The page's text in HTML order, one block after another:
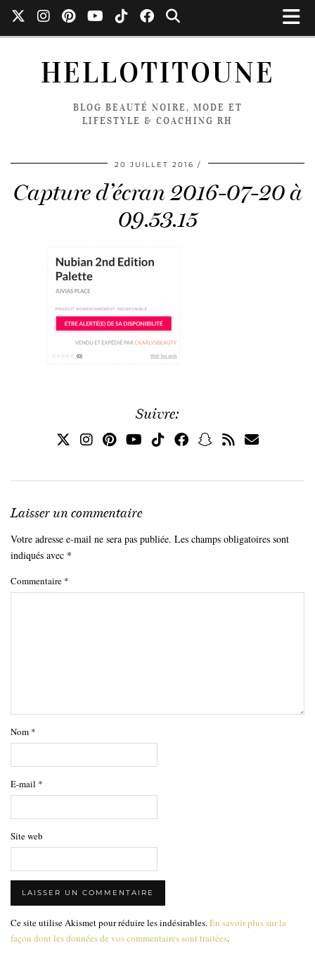
HELLOTITOUNE
BLOG BEAUTÉ NOIRE, MODE ET
LIFESTYLE & COACHING RH
20 JUILLET 2016
Capture d’écran 2016-07-20 à
09.53.15
Suivre:
Laisser un commentaire
Votre adresse e-mail ne sera pas publiée. Les champs obligatoires sont
indiqués avec *
Commentaire *
Nom *
E-mail *
Site web
Ce site utilise Akismet pour réduire les indésirables. En savoir plus sur la
façon dont les données de vos commentaires sont traitées.